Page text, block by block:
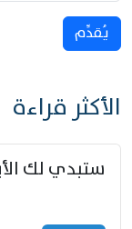
يُقدِّم
الأكثر قراءة